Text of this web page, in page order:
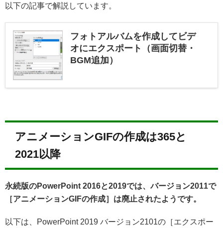
以下の記事で解説しています。
フォトアルバムを作成してビデ
オにエクスポート（画面切替・
BGM追加）
アニメーションGIFの作成は365と
2021以降
永続版のPowerPoint 2016と2019では、バージョン2011で
［アニメーションGIFの作成］は廃止されたようです。
以下は、PowerPoint 2019 バージョン2101の［エクスポー